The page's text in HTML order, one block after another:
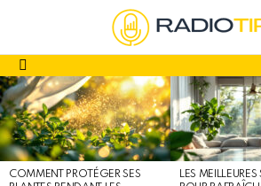
Menu
DERNIERS
ARTICLES
COMMENT PROTÉGER SES
LES